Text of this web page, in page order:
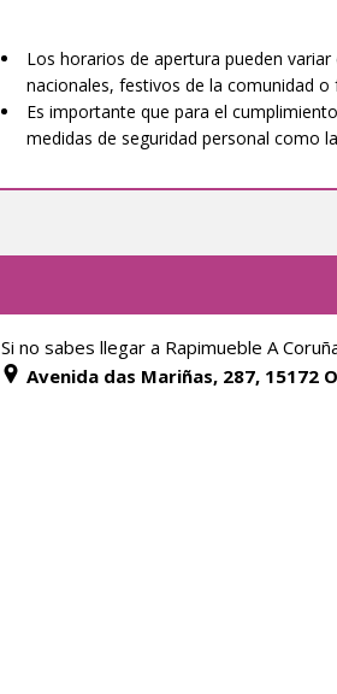
Los horarios de apertura pueden
nacionales, festivos de la comunidad o
Es importante que para el
medidas de seguridad personal como
Si no sabes llegar a Rapimueble A
Avenida das Mariñas, 287, 15172